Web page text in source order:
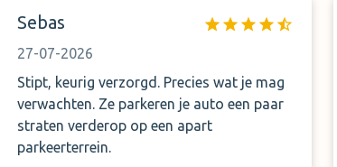
overdekte parkeerplaats maar ik heb een
dashcam waarop duidelijk te zien was dat
de wagen 3 weken op een open terrein
heeft gestaan. Graag eerlijke
communicatie hierover en niet laten
betalen voor een service die niet mogelijk
is.
Sebas
27-07-2026
Stipt, keurig verzorgd. Precies wat je mag
verwachten. Ze parkeren je auto een paar
straten verderop op een apart
parkeerterrein.